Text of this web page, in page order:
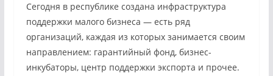
Сегодня в республике создана инфраструктура
поддержки малого бизнеса — есть ряд
организаций, каждая из которых занимается своим
направлением: гарантийный фонд, бизнес-
инкубаторы, центр поддержки экспорта и прочее.